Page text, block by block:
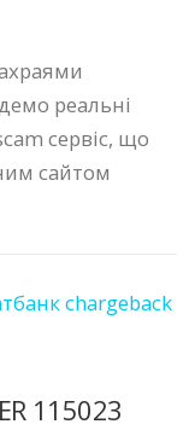
реальні
сервіс, що
сайтом
115023